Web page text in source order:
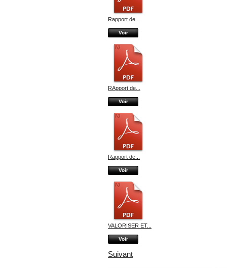
Rapport de...
Voir
RApport de...
Voir
Rapport de...
Voir
VALORISER ET...
Voir
Suivant